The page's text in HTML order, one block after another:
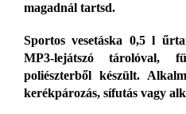
magadnál tartsd.
Sportosvesetáska 0,5 l
MP3-lejátszó tárolóval,
poliészterből készült.
kerékpározás, sífutás vagy